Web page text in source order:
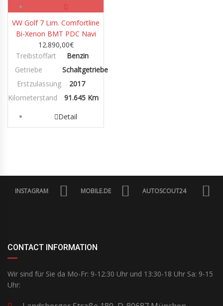
VW Golf 7 Lim. Comfortline
Bi-Xenon BMT PDC Navi
12.890,00€
Treibstoffart
Benzin
Getriebe
Schaltgetriebe
Erstzulassung
2017
Kilometerstand
91.645 Km
Detail
INSTAGRAM MOBILE.DE AUTOSCOUT24
CONTACT INFORMATION
Wir sind für Sie da Mo-Fr: 9-12:30 Uhr und 13:30-18 Uhr Sa: 9-15
Uhr: